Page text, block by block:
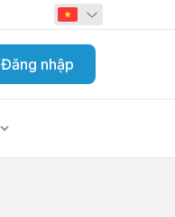
Đăng nhập